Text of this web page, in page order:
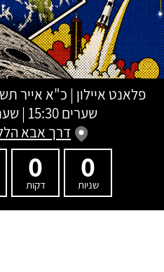
פלאנט איילון | כ"א אייר
שערים 15:30 | שעת התחלה 16:00
דרך אבא הלל, 301,
0
שניות
0
דקות